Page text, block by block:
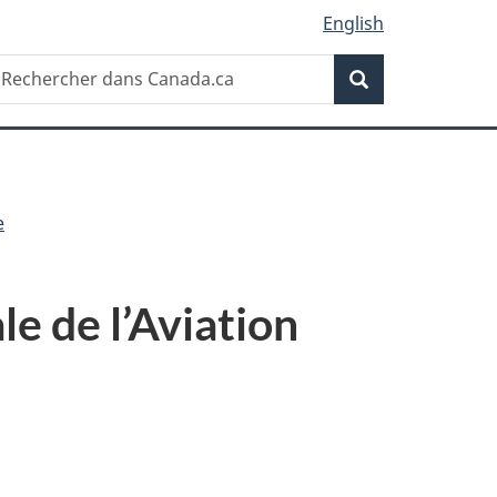
English
Recherche
de l’Aviation